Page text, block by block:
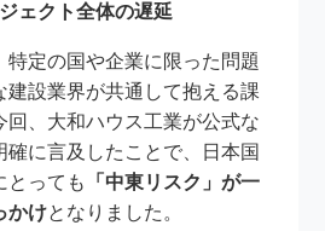
ェクト全体の遅延
特定の国や企業に限った問題
建設業界が共通して抱える課
回、大和ハウス工業が公式な
確に言及したことで、日本国
とっても
「中東リスク」が一
かけとなりました。